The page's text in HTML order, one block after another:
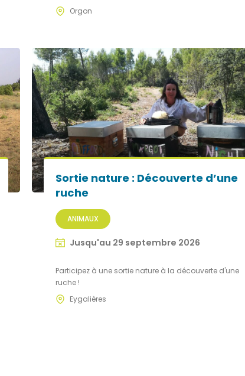
Orgon
Sortie nature : Découverte d’une
ruche
ANIMAUX
Jusqu'au 29 septembre 2026
Participez à une sortie nature à la découverte d'une
ruche !
Eygalières